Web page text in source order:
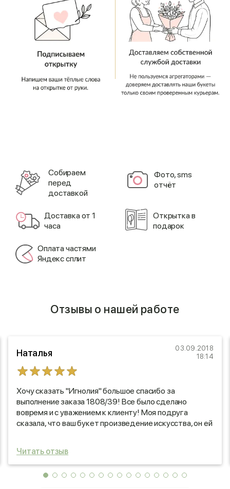
Cобираем
перед
доставкой
Фото, sms
отчёт
Доставка от 1
часа
Открытка в
подарок
Оплата частями
Яндекс сплит
Отзывы о нашей работе
Наталья
03.09.2018
18:14
Хочу сказать "Игнолия" большое спасибо за
выполнение заказа 1808/39! Все было сделано
вовремя и с уважением к клиенту! Моя подруга
сказала, что ваш букет произведение искусства, он ей
Читать отзыв